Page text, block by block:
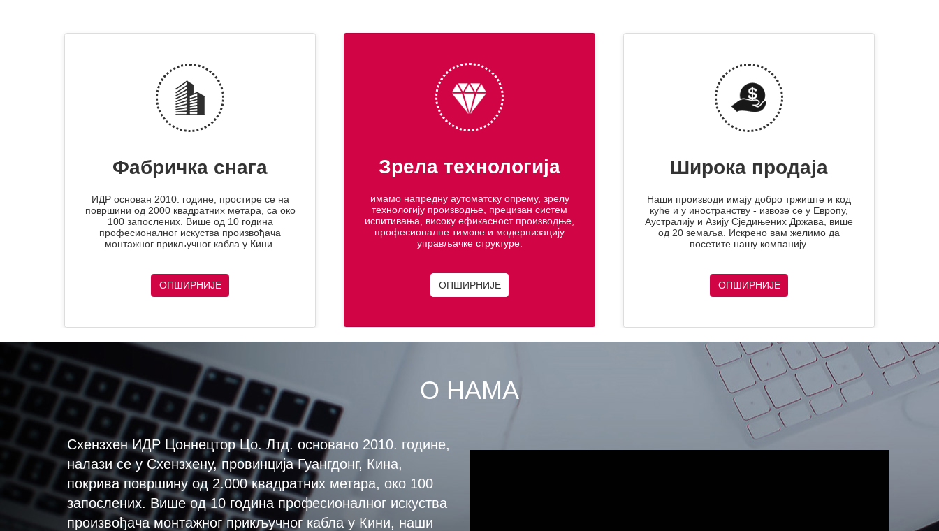
Фабричка снага
ИДР основан 2010. године, простире се на
површини од 2000 квадратних метара, са око
100 запослених. Више од 10 година
професионалног искуства произвођача
монтажног прикључног кабла у Кини.
ОПШИРНИЈЕ
Зрела технологија
имамо напредну аутоматску опрему, зрелу
технологију производње, прецизан систем
испитивања, високу ефикасност производње,
професионалне тимове и модернизацију
управљачке структуре.
ОПШИРНИЈЕ
Широка продаја
Наши производи имају добро тржиште и код
куће и у иностранству - извозе се у Европу,
Аустралију и Азију Сједињених Држава, више
од 20 земаља. Искрено вам желимо да
посетите нашу компанију.
ОПШИРНИЈЕ
О НАМА
Схензхен ИДР Цоннецтор Цо. Лтд. основано 2010. године,
налази се у Схензхену, провинција Гуангдонг, Кина,
покрива површину од 2.000 квадратних метара, око 100
запослених. Више од 10 година професионалног искуства
произвођача монтажног прикључног кабла у Кини, наши